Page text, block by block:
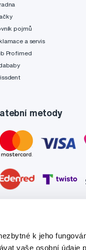
k jeho
vaše osobní údaje
pojmů
a servis
Profimed
metody